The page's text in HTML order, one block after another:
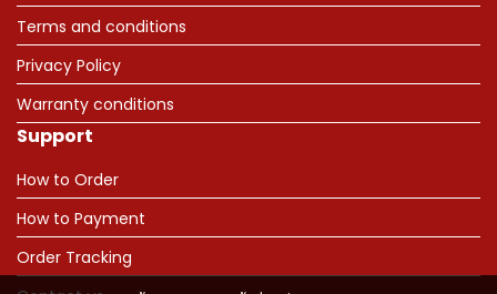
Terms and conditions
Privacy Policy
Warranty conditions
Support
How to Order
How to Payment
Order Tracking